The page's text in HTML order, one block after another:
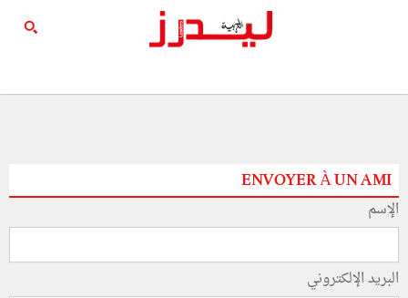
ENVOYER À UN AMI
الإسم
البريد الإلكتروني